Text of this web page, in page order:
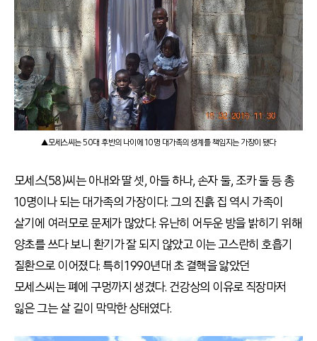
▲모세스씨는 50대 후반의 나이에 10명 대가족의 생계를 책임지는 가장이 됐다
모세스(58)씨는 아내와 딸 셋, 아들 하나, 손자 둘, 조카 둘 등 총
10명이나 되는 대가족의 가장이다. 그의 진흙 집 역시 가족이
살기에 여러모로 문제가 많았다. 유난히 어두운 방을 밝히기 위해
양초를 쓰다 보니 환기가 잘 되지 않았고 이는 고스란히 호흡기
질환으로 이어졌다. 특히 1990년대 초 결핵을 앓았던
모세스씨는 폐에 구멍까지 생겼다. 건강상의 이유로 직장마저
잃은 그는 살 길이 막막한 상태였다.